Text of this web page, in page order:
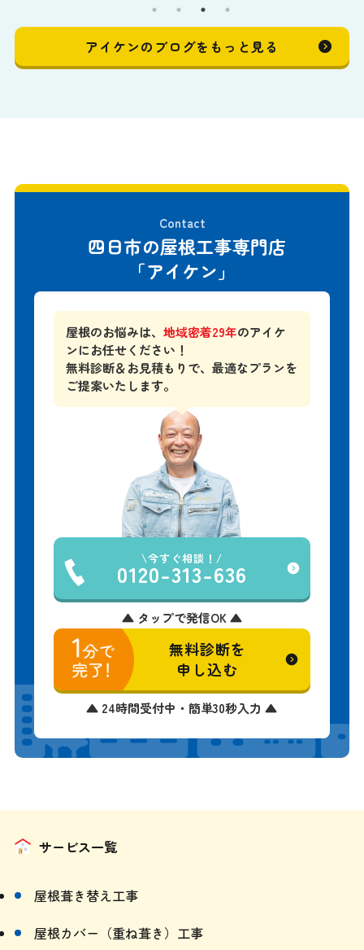
アイケンのブログをもっと見る
Contact
四日市の屋根工事専門店
「アイケン」
屋根のお悩みは、地域密着29年のアイケ
ンにお任せください！
無料診断＆お見積もりで、最適なプランを
ご提案いたします。
今すぐ相談！
0120-313-636
▲ タップで発信OK ▲
無料診断を
申し込む
▲ 24時間受付中・簡単30秒入力 ▲
サービス一覧
屋根葺き替え工事
屋根カバー（重ね葺き）工事